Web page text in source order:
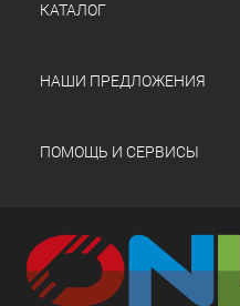
КАТАЛОГ
НАШИ ПРЕДЛОЖЕНИЯ
ПОМОЩЬ И СЕРВИСЫ